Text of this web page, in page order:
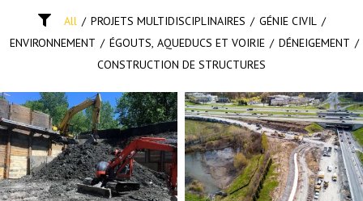
All / PROJETS MULTIDISCIPLINAIRES / GÉNIE CIVIL /
ENVIRONNEMENT / ÉGOUTS, AQUEDUCS ET VOIRIE / DÉNEIGEMENT /
CONSTRUCTION DE STRUCTURES
GÉNIE CIVIL ENVIRONNEMENT